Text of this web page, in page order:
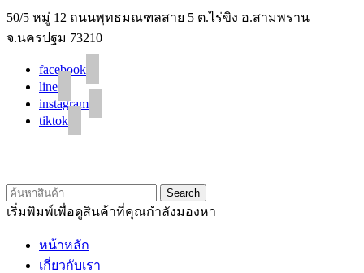
50/5 หมู่ 12 ถนนพุทธมณฑลสาย 5 ต.ไร่ขิง อ.สามพราน
จ.นครปฐม 73210
facebook
line
instagram
tiktok
Search
เริ่มพิมพ์เพื่อดูสินค้าที่คุณกำลังมองหา
หน้าหลัก
เกี่ยวกับเรา